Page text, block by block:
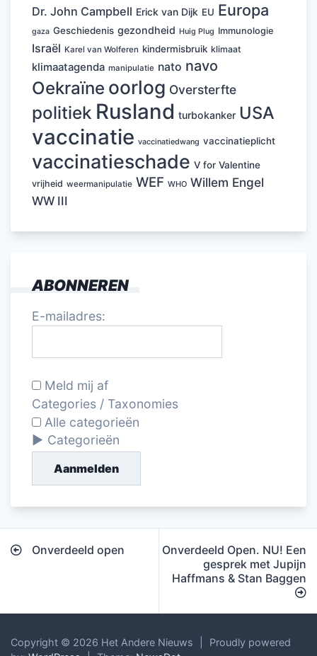
Dr. John Campbell Erick van Dijk EU Europa
gaza Geschiedenis gezondheid Huig Plug Immunologie
Israël Karel van Wolferen kindermisbruik klimaat
klimaatagenda manipulatie nato navo
Oekraïne oorlog Oversterfte
politiek Rusland turbokanker USA
vaccinatie vaccinatiedwang vaccinatieplicht
vaccinatieschade V for Valentine
vrijheid weermanipulatie WEF WHO Willem Engel
WW III
ABONNEREN
E-mailadres:
Meld mij af
Categories / Taxonomies
Alle categorieën
Categorieën
Aanmelden
Bericht
Onverdeeld open
Onverdeeld Open. NU! Een
gesprek met Jupijn
Haffmans & Stan Baggen
Copyright © 2026 Het Andere Nieuws
Proudly powered